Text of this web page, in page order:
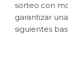
sorteo con
garantizar
siguientes